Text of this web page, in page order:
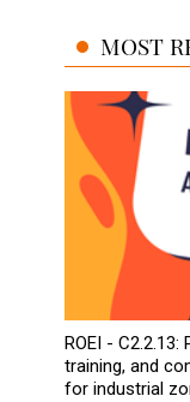
MOST
ROEI -
training, and
for industrial